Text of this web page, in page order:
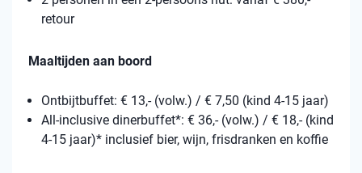
retour
Maaltijden aan boord
Ontbijtbuffet: € 13,- (volw.) / € 7,50 (kind 4-15 jaar)
All-inclusive dinerbuffet*: € 36,- (volw.) / € 18,- (kind
4-15 jaar)* inclusief bier, wijn, frisdranken en koffie